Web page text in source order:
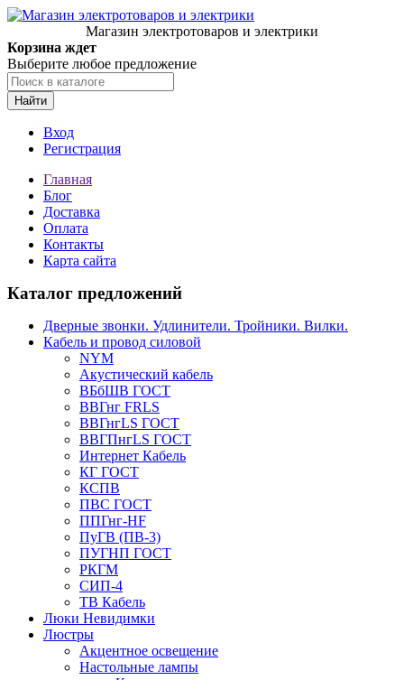
Магазин электротоваров и электрики
Корзина ждет
Выберите любое предложение
Найти
Вход
Регистрация
Главная
Блог
Доставка
Оплата
Контакты
Карта сайта
Каталог предложений
Дверные звонки. Удлинители. Тройники. Вилки.
Кабель и провод силовой
NYM
Акустический кабель
ВБбШВ ГОСТ
ВВГнг FRLS
ВВГнгLS ГОСТ
ВВГПнгLS ГОСТ
Интернет Кабель
КГ ГОСТ
КСПВ
ПВС ГОСТ
ППГнг-HF
ПуГВ (ПВ-3)
ПУГНП ГОСТ
РКГМ
СИП-4
ТВ Кабель
Люки Невидимки
Люстры
Акцентное освещение
Настольные лампы